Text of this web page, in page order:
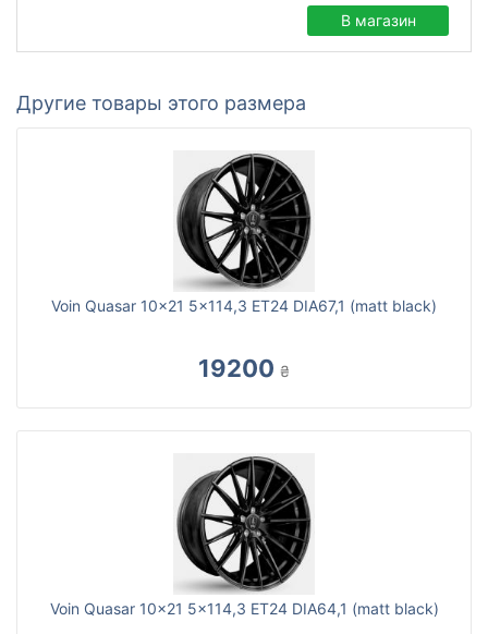
В магазин
Другие товары этого размера
Voin Quasar 10x21 5x114,3 ET24 DIA67,1 (matt black)
19200 ₴
Voin Quasar 10x21 5x114,3 ET24 DIA64,1 (matt black)